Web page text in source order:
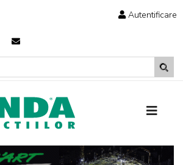
Autentificare